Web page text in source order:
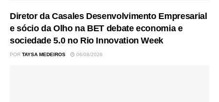
Diretor da Casales Desenvolvimento Empresarial
e sócio da Olho na BET debate economia e
sociedade 5.0 no Rio Innovation Week
POR TAYSA MEDEIROS 06/08/2026